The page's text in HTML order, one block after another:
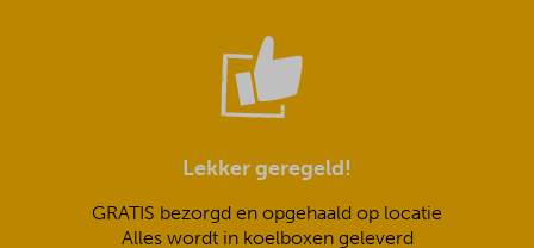
Lekker geregeld!
GRATIS bezorgd en opgehaald op locatie
Alles wordt in koelboxen geleverd